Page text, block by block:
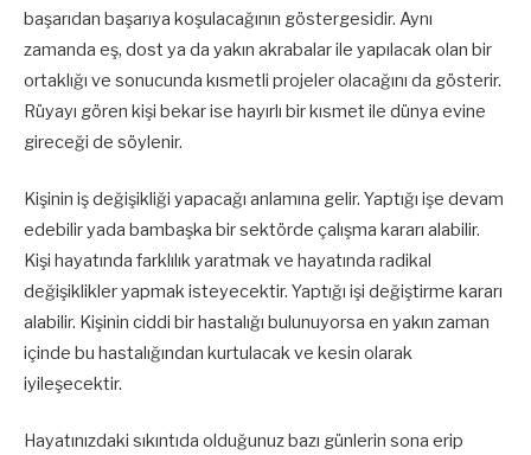
başarıdan başarıya koşulacağının göstergesidir. Aynı
zamanda eş, dost ya da yakın akrabalar ile yapılacak olan bir
ortaklığı ve sonucunda kısmetli projeler olacağını da gösterir.
Rüyayı gören kişi bekar ise hayırlı bir kısmet ile dünya evine
gireceği de söylenir.
Kişinin iş değişikliği yapacağı anlamına gelir. Yaptığı işe devam
edebilir yada bambaşka bir sektörde çalışma kararı alabilir.
Kişi hayatında farklılık yaratmak ve hayatında radikal
değişiklikler yapmak isteyecektir. Yaptığı işi değiştirme kararı
alabilir. Kişinin ciddi bir hastalığı bulunuyorsa en yakın zaman
içinde bu hastalığından kurtulacak ve kesin olarak
iyileşecektir.
Hayatınızdaki sıkıntıda olduğunuz bazı günlerin sona erip